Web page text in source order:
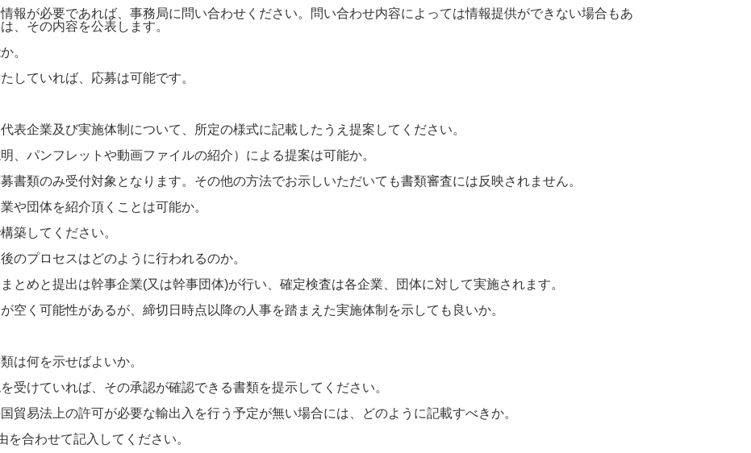
報が必要であれば、事務局に問い合わせください。問い合わせ内容によっては情報提供ができない場合もあ
、その内容を公表します。
。
していれば、応募は可能です。
企業及び実施体制について、所定の様式に記載したうえ提案してください。
パンフレットや動画ファイルの紹介）による提案は可能か。
書類のみ受付対象となります。その他の方法でお示しいただいても書類審査には反映されません。
や団体を紹介頂くことは可能か。
築してください。
プロセスはどのように行われるのか。
めと提出は幹事企業(又は幹事団体)が行い、確定検査は各企業、団体に対して実施されます。
く可能性があるが、締切日時点以降の人事を踏まえた実施体制を示しても良いか。
は何を示せばよいか。
けていれば、その承認が確認できる書類を提示してください。
貿易法上の許可が必要な輸出入を行う予定が無い場合には、どのように記載すべきか。
合わせて記入してください。